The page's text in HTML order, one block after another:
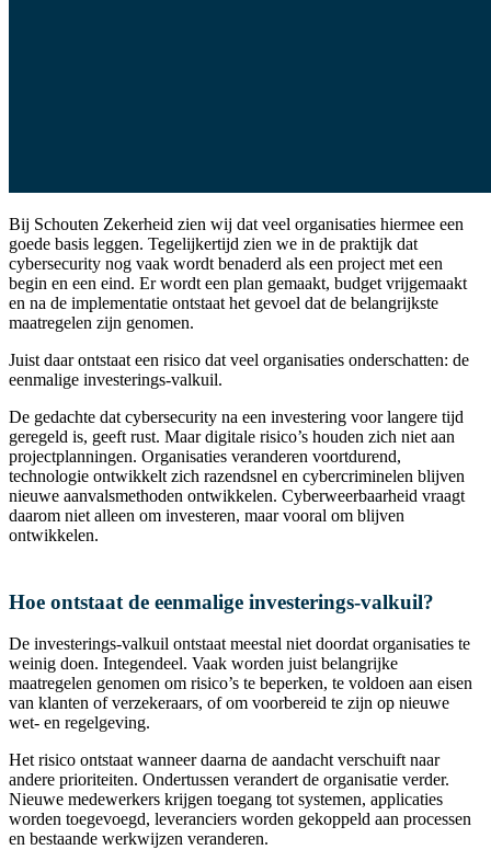
Bij Schouten Zekerheid zien wij dat veel organisaties hiermee een
goede basis leggen. Tegelijkertijd zien we in de praktijk dat
cybersecurity nog vaak wordt benaderd als een project met een
begin en een eind. Er wordt een plan gemaakt, budget vrijgemaakt
en na de implementatie ontstaat het gevoel dat de belangrijkste
maatregelen zijn genomen.
Juist daar ontstaat een risico dat veel organisaties onderschatten: de
eenmalige investerings-valkuil.
De gedachte dat cybersecurity na een investering voor langere tijd
geregeld is, geeft rust. Maar digitale risico’s houden zich niet aan
projectplanningen. Organisaties veranderen voortdurend,
technologie ontwikkelt zich razendsnel en cybercriminelen blijven
nieuwe aanvalsmethoden ontwikkelen. Cyberweerbaarheid vraagt
daarom niet alleen om investeren, maar vooral om blijven
ontwikkelen.
Hoe ontstaat de eenmalige investerings-valkuil?
De investerings-valkuil ontstaat meestal niet doordat organisaties te
weinig doen. Integendeel. Vaak worden juist belangrijke
maatregelen genomen om risico’s te beperken, te voldoen aan eisen
van klanten of verzekeraars, of om voorbereid te zijn op nieuwe
wet- en regelgeving.
Het risico ontstaat wanneer daarna de aandacht verschuift naar
andere prioriteiten. Ondertussen verandert de organisatie verder.
Nieuwe medewerkers krijgen toegang tot systemen, applicaties
worden toegevoegd, leveranciers worden gekoppeld aan processen
en bestaande werkwijzen veranderen.